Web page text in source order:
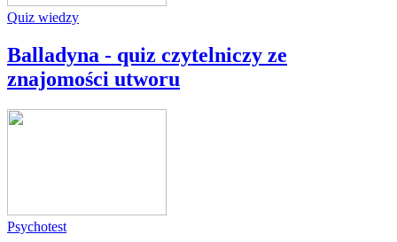
Quiz wiedzy
Balladyna - quiz czytelniczy ze
znajomości utworu
Psychotest